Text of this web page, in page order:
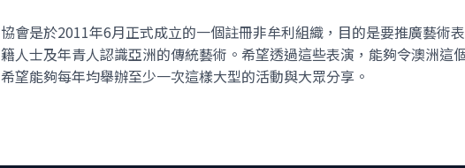
協會是於2011年6月正式成立的一個註冊非牟利組織，目的是要推廣藝術
籍人士及年青人認識亞洲的傳統藝術。希望透過這些表演，能夠令澳洲這
希望能夠每年均舉辦至少一次這樣大型的活動與大眾分享。